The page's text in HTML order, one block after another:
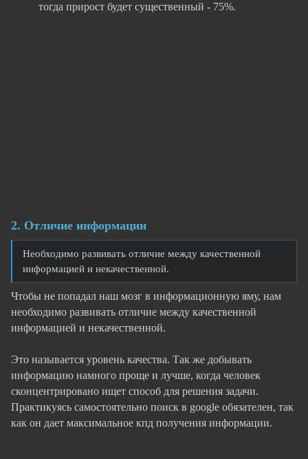
тогда прирост будет существенный - 75%.
2. Отличие информации
Необходимо развивать отличие между качественной
информацией и некачественной.
Чтобы не попадал наш мозг в информационную яму, нам
необходимо развивать отличие между качественной
информацией и некачественной.
Это называется уровень качества. Так же добывать
информацию намного проще и лучше, когда человек
сконцентрировано ищет способ для решения задачи.
Практикуясь самостоятельно поиск в google обязателен, так
как он дает максимальное кпд получения информации.